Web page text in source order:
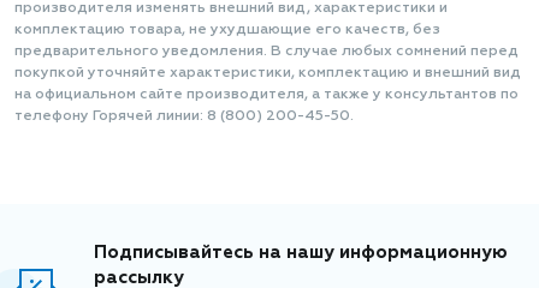
производителя изменять внешний вид, характеристики и
комплектацию товара, не ухудшающие его качеств, без
предварительного уведомления. В случае любых сомнений перед
покупкой уточняйте характеристики, комплектацию и внешний вид
на официальном сайте производителя, а также у консультантов по
телефону Горячей линии: 8 (800) 200-45-50.
Подписывайтесь на нашу информационную
рассылку